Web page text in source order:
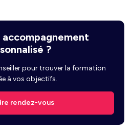
accompagnement
?
pour trouver la formation
à vos objectifs.
rendez-vous